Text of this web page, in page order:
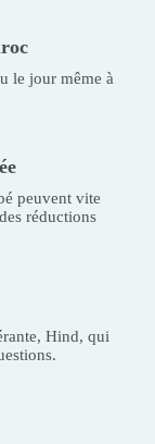
le jour même à
peuvent vite
réductions
Hind, qui